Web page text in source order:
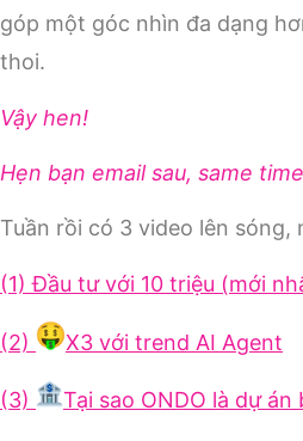
góp một góc nhìn đa dạng
thoi.
Vậy hen!
Hẹn bạn email sau, same
Tuần rồi có 3 video lên sóng,
(1) Đầu tư với 10 triệu (mới
(2) X3 với trend AI Agent
(3) Tại sao ONDO là dự